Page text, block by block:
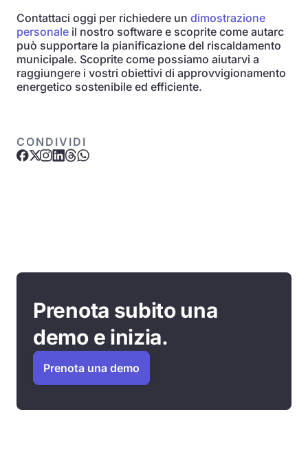
Contattaci oggi per richiedere un dimostrazione
personale il nostro software e scoprite come autarc
può supportare la pianificazione del riscaldamento
municipale. Scoprite come possiamo aiutarvi a
raggiungere i vostri obiettivi di approvvigionamento
energetico sostenibile ed efficiente.
CONDIVIDI
Prenota subito una
demo e inizia.
Prenota una demo